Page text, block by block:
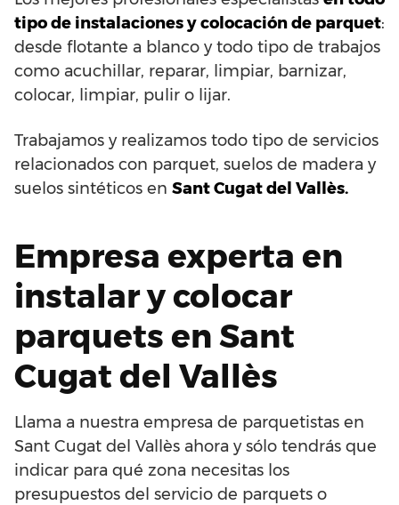
tipo de instalaciones y colocación de parquet:
desde flotante a blanco y todo tipo de trabajos
como acuchillar, reparar, limpiar, barnizar,
colocar, limpiar, pulir o lijar.
Trabajamos y realizamos todo tipo de servicios
relacionados con parquet, suelos de madera y
suelos sintéticos en Sant Cugat del Vallès.
Empresa experta en
instalar y colocar
parquets en Sant
Cugat del Vallès
Llama a nuestra empresa de parquetistas en
Sant Cugat del Vallès ahora y sólo tendrás que
indicar para qué zona necesitas los
presupuestos del servicio de parquets o